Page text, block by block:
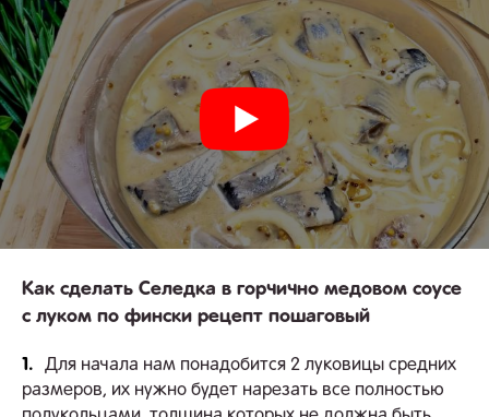
Как сделать Селедка в горчично медовом соусе
с луком по фински рецепт пошаговый
1.
Для начала нам понадобится 2 луковицы средних
размеров, их нужно будет нарезать все полностью